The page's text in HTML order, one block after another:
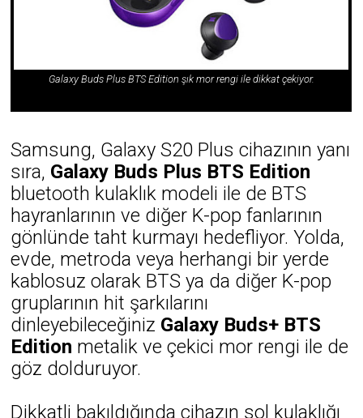
Galaxy Buds Plus BTS Edition şık mor rengi ile dikkat çekiyor.
Samsung, Galaxy S20 Plus cihazının yanı
sıra, Galaxy Buds Plus BTS Edition
bluetooth kulaklık modeli ile de BTS
hayranlarının ve diğer K-pop fanlarının
gönlünde taht kurmayı hedefliyor. Yolda,
evde, metroda veya herhangi bir yerde
kablosuz olarak BTS ya da diğer K-pop
gruplarının hit şarkılarını
dinleyebileceğiniz Galaxy Buds+ BTS
Edition metalik ve çekici mor rengi ile de
göz dolduruyor.
Dikkatli bakıldığında cihazın sol kulaklığı